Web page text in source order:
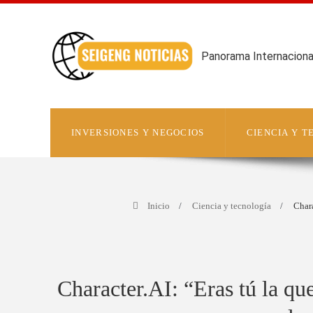
Panorama
INVERSIONES Y NEGOCIOS CIENCIA Y
Inicio Ciencia y tecnología
Character.AI: “Eras tú la